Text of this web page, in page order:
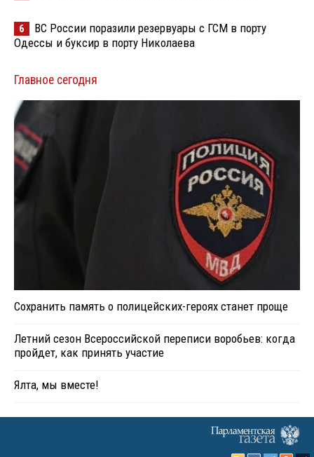
6
ВС России поразили резервуары с ГСМ в порту
Одессы и буксир в порту Николаева
Главное сегодня
Сохранить память о полицейских-героях станет проще
Летний сезон Всероссийской переписи воробьев: когда
пройдет, как принять участие
Ялта, мы вместе!